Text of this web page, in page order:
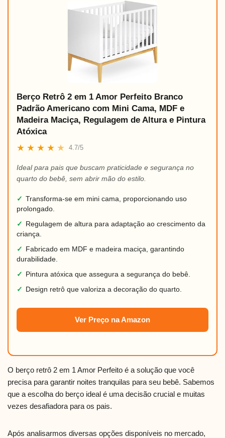
Berço Retrô 2 em 1 Amor Perfeito Branco
Padrão Americano com Mini Cama, MDF e
Madeira Maciça, Regulagem de Altura e Pintura
Atóxica
★ ★ ★ ★ ★ 4.7/5
Ideal para pais que buscam praticidade e segurança no
quarto do bebê, sem abrir mão do estilo.
✓ Transforma-se em mini cama, proporcionando uso
prolongado.
✓ Regulagem de altura para adaptação ao crescimento da
criança.
✓ Fabricado em MDF e madeira maciça, garantindo
durabilidade.
✓ Pintura atóxica que assegura a segurança do bebê.
✓ Design retrô que valoriza a decoração do quarto.
Ver Preço na Amazon
O berço retrô 2 em 1 Amor Perfeito é a solução que você
precisa para garantir noites tranquilas para seu bebê. Sabemos
que a escolha do berço ideal é uma decisão crucial e muitas
vezes desafiadora para os pais.
Após analisarmos diversas opções disponíveis no mercado,